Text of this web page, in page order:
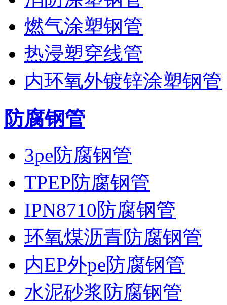
燃气涂塑钢管
热浸塑穿线管
内环氧外镀锌涂塑钢管
防腐钢管
3pe防腐钢管
TPEP防腐钢管
IPN8710防腐钢管
环氧煤沥青防腐钢管
内EP外pe防腐钢管
水泥砂浆防腐钢管